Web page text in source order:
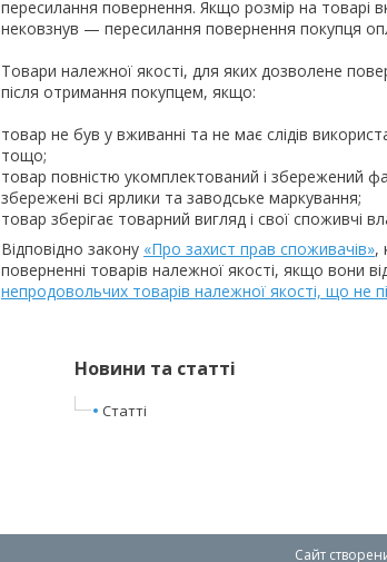
пересилання повернення. Якщо розмір на
нековзнув — пересилання повернення покупця
Товари належної якості, для яких дозволене
після отримання покупцем, якщо:
товар не був у вживанні та не має слідів
тощо;
товар повністю укомплектований і збережений
збережені всі ярлики та заводське маркування;
товар зберігає товарний вигляд і свої споживчі
Відповідно закону «Про захист прав споживачів»,
поверненні товарів належної якості, якщо вони
непродовольчих товарів належної якості, що не
Новини та статті
Статті
Сайт